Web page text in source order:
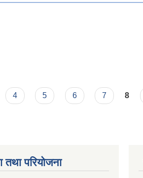
4 5 6 7 8
तथा परियोजना